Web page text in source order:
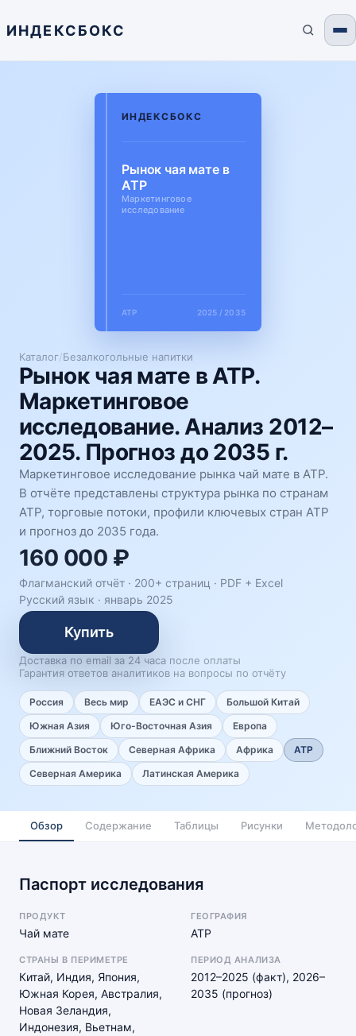
ИНДЕКСБОКС
Каталог/Безалкогольные напитки
Рынок чая мате в АТР.
Маркетинговое
исследование. Анализ 2012–
2025. Прогноз до 2035 г.
Маркетинговое исследование рынка чай мате в АТР.
В отчёте представлены структура рынка по странам
АТР, торговые потоки, профили ключевых стран АТР
и прогноз до 2035 года.
160 000 ₽
Флагманский отчёт · 200+ страниц · PDF + Excel
Русский язык · январь 2025
Купить
Доставка по email за 24 часа после оплаты
Гарантия ответов аналитиков на вопросы по отчёту
Россия Весь мир ЕАЭС и СНГ
Большой Китай
Южная Азия
Юго-Восточная Азия
Европа
Ближний Восток
Северная Африка Африка
АТР
Северная Америка
Латинская Америка
ИНДЕКСБОКС
Рынок чая мате в
АТР
Маркетинговое
исследование
АТР 2025 / 2035
Обзор Содержание Таблицы Рисунки
Паспорт исследования
ПРОДУКТ
Чай мате
ГЕОГРАФИЯ
АТР
СТРАНЫ В ПЕРИМЕТРЕ
Китай, Индия, Япония,
Южная Корея, Австралия,
Новая Зеландия,
Индонезия, Вьетнам,
ПЕРИОД АНАЛИЗА
2012–2025 (факт), 2026–
2035 (прогноз)